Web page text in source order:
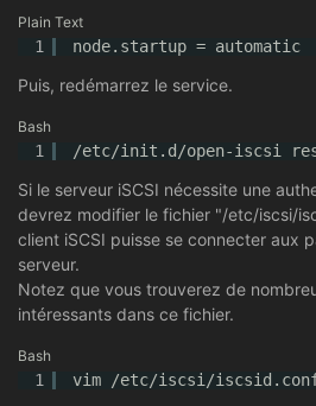
Plain Text
1 node.startup = automatic
Puis, redémarrez le service.
Bash
1 /etc/init .d /open-iscsi
Si le serveur iSCSI nécessite une
devrez modifier le fichier "/etc/iscsi/
client iSCSI puisse se connecter aux
serveur.
Notez que vous trouverez de
intéressants dans ce fichier.
Bash
1 vim /etc/iscsi/iscsid